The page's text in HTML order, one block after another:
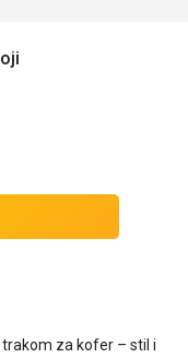
trakom za kofer – stil i